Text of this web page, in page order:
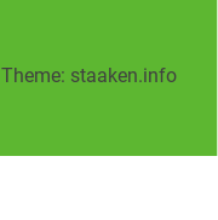
Theme: staaken.info